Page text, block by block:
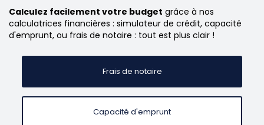
Calculez facilement votre budget grâce à nos
calculatrices financières : simulateur de crédit, capacité
d'emprunt, ou frais de notaire : tout est plus clair !
Frais de notaire
Capacité d'emprunt